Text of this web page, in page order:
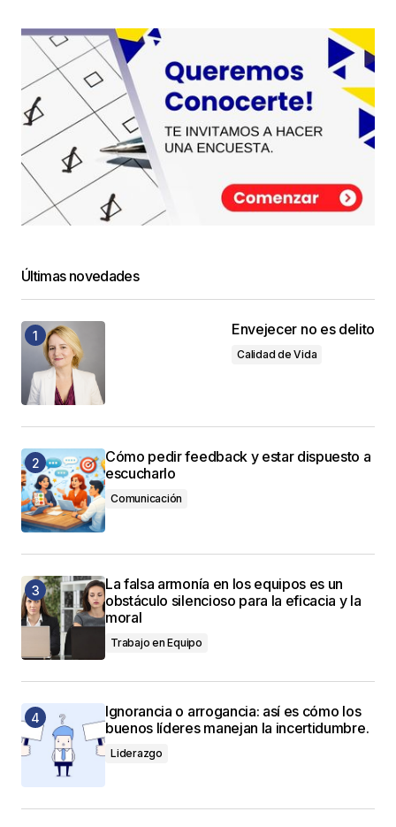
Últimas novedades
Envejecer no es delito
Calidad de Vida
Cómo pedir feedback y estar dispuesto a
escucharlo
Comunicación
La falsa armonía en los equipos es un
obstáculo silencioso para la eficacia y la
moral
Trabajo en Equipo
Ignorancia o arrogancia: así es cómo los
buenos líderes manejan la incertidumbre.
Liderazgo